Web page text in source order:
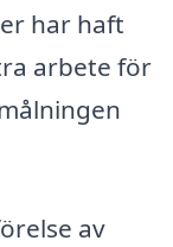
har haft
arbete för
av